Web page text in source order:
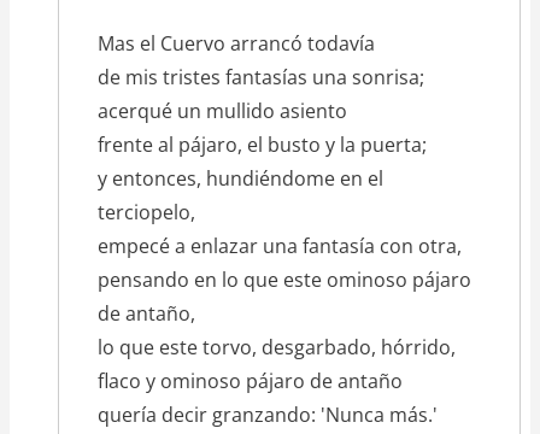
Mas el Cuervo arrancó todavía
de mis tristes fantasías una sonrisa;
acerqué un mullido asiento
frente al pájaro, el busto y la puerta;
y entonces, hundiéndome en el
terciopelo,
empecé a enlazar una fantasía con otra,
pensando en lo que este ominoso pájaro
de antaño,
lo que este torvo, desgarbado, hórrido,
flaco y ominoso pájaro de antaño
quería decir granzando: 'Nunca más.'